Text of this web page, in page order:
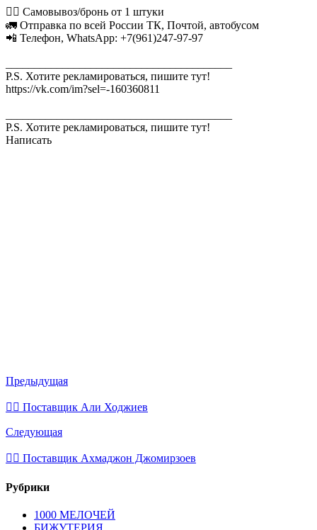
🚶‍♂ Самовывоз/бронь от 1 штуки
🚛 Отправка по всей России ТК, Почтой, автобусом
📲 Телефон, WhatsApp: +7(961)247-97-97
P.S. Хотите рекламироваться, пишите тут!
https://vk.com/im?sel=-160360811
P.S. Хотите рекламироваться, пишите тут!
Написать
Предыдущая
💁‍♂ Поставщик Али Ходжиев
Следующая
💁‍♂ Поставщик Ахмаджон Джомирзоев
Рубрики
1000 МЕЛОЧЕЙ
БИЖУТЕРИЯ